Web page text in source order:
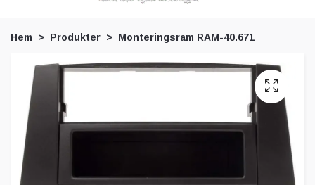
Hem Produkter Monteringsram RAM-40.671